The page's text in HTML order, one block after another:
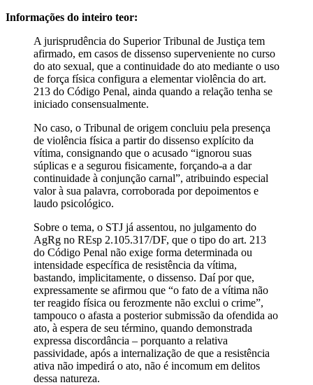
Informações do inteiro teor:
A jurisprudência do Superior Tribunal de Justiça tem
afirmado, em casos de dissenso superveniente no curso
do ato sexual, que a continuidade do ato mediante o uso
de força física configura a elementar violência do art.
213 do Código Penal, ainda quando a relação tenha se
iniciado consensualmente.
No caso, o Tribunal de origem concluiu pela presença
de violência física a partir do dissenso explícito da
vítima, consignando que o acusado “ignorou suas
súplicas e a segurou fisicamente, forçando-a a dar
continuidade à conjunção carnal”, atribuindo especial
valor à sua palavra, corroborada por depoimentos e
laudo psicológico.
Sobre o tema, o STJ já assentou, no julgamento do
AgRg no REsp 2.105.317/DF, que o tipo do art. 213
do Código Penal não exige forma determinada ou
intensidade específica de resistência da vítima,
bastando, implicitamente, o dissenso. Daí por que,
expressamente se afirmou que “o fato de a vítima não
ter reagido física ou ferozmente não exclui o crime”,
tampouco o afasta a posterior submissão da ofendida ao
ato, à espera de seu término, quando demonstrada
expressa discordância – porquanto a relativa
passividade, após a internalização de que a resistência
ativa não impedirá o ato, não é incomum em delitos
dessa natureza.